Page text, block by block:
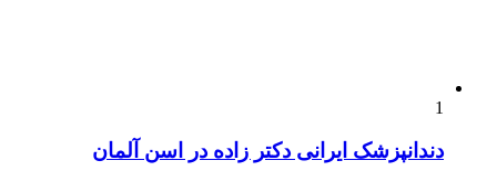
دندانپزشک ایرانی دکتر زاده در اسن آلمان